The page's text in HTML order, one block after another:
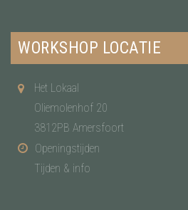
WORKSHOP LOCATIE
Het Lokaal
Oliemolenhof 20
3812PB Amersfoort
Openingstijden
Tijden & info